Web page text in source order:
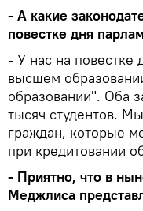
- А какие
повестке дня
- У нас на повестке
высшем
образовании". Оба
тысяч студентов.
граждан, которые
при кредитовании
- Приятно, что в
Меджлиса